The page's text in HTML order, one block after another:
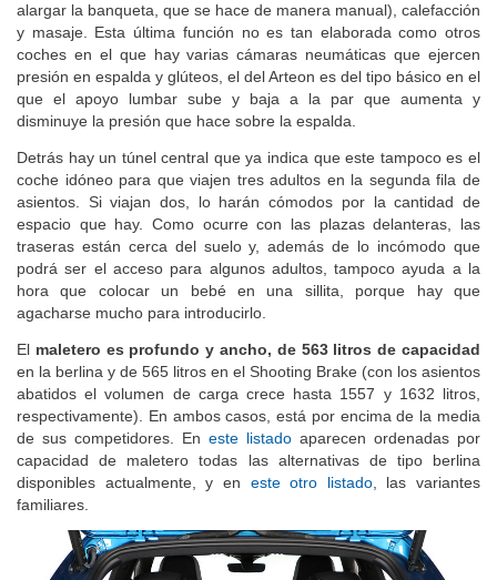
alargar la banqueta, que se hace de manera manual), calefacción
y masaje. Esta última función no es tan elaborada como otros
coches en el que hay varias cámaras neumáticas que ejercen
presión en espalda y glúteos, el del Arteon es del tipo básico en el
que el apoyo lumbar sube y baja a la par que aumenta y
disminuye la presión que hace sobre la espalda.
Detrás hay un túnel central que ya indica que este tampoco es el
coche idóneo para que viajen tres adultos en la segunda fila de
asientos. Si viajan dos, lo harán cómodos por la cantidad de
espacio que hay. Como ocurre con las plazas delanteras, las
traseras están cerca del suelo y, además de lo incómodo que
podrá ser el acceso para algunos adultos, tampoco ayuda a la
hora que colocar un bebé en una sillita, porque hay que
agacharse mucho para introducirlo.
El maletero es profundo y ancho, de 563 litros de capacidad
en la berlina y de 565 litros en el Shooting Brake (con los asientos
abatidos el volumen de carga crece hasta 1557 y 1632 litros,
respectivamente). En ambos casos, está por encima de la media
de sus competidores. En este listado aparecen ordenadas por
capacidad de maletero todas las alternativas de tipo berlina
disponibles actualmente, y en este otro listado, las variantes
familiares.